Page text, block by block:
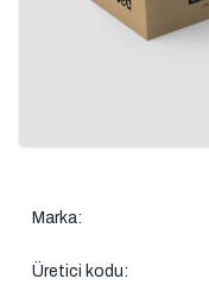
Marka:
Üretici kodu: